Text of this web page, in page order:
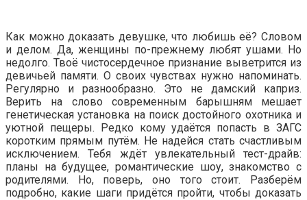
Как можно доказать девушке, что любишь её? Словом
и делом. Да, женщины по-прежнему любят ушами. Но
недолго. Твоё чистосердечное признание выветрится из
девичьей памяти. О своих чувствах нужно напоминать.
Регулярно и разнообразно. Это не дамский каприз.
Верить на слово современным барышням мешает
генетическая установка на поиск достойного охотника и
уютной пещеры. Редко кому удаётся попасть в ЗАГС
коротким прямым путём. Не надейся стать счастливым
исключением. Тебя ждёт увлекательный тест-драйв:
планы на будущее, романтические шоу, знакомство с
родителями. Но, поверь, оно того стоит. Разберём
подробно, какие шаги придётся пройти, чтобы доказать